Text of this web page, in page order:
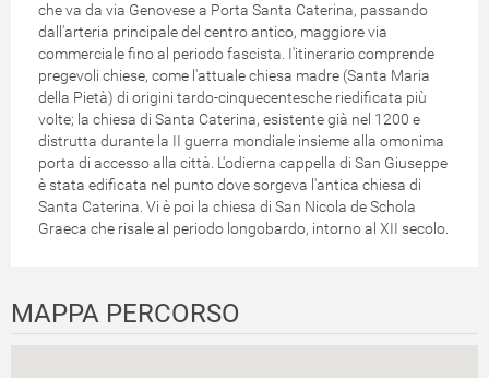
che va da via Genovese a Porta Santa Caterina, passando
dall'arteria principale del centro antico, maggiore via
commerciale fino al periodo fascista. I'itinerario comprende
pregevoli chiese, come l'attuale chiesa madre (Santa Maria
della Pietà) di origini tardo-cinquecentesche riedificata più
volte; la chiesa di Santa Caterina, esistente già nel 1200 e
distrutta durante la II guerra mondiale insieme alla omonima
porta di accesso alla città. L'odierna cappella di San Giuseppe
è stata edificata nel punto dove sorgeva l'antica chiesa di
Santa Caterina. Vi è poi la chiesa di San Nicola de Schola
Graeca che risale al periodo longobardo, intorno al XII secolo.
MAPPA PERCORSO